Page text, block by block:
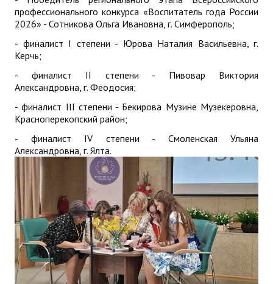
профессионального конкурса «Воспитатель года России
2026» - Сотникова Ольга Ивановна, г. Симферополь;
- финалист I степени - Юрова Наталия Васильевна, г.
Керчь;
- финалист II степени - Пивовар Виктория
Александровна, г. Феодосия;
- финалист III степени - Бекирова Музине Музекеровна,
Красноперекопский район;
- финалист IV степени - Смоленская Ульяна
Александровна, г. Ялта.